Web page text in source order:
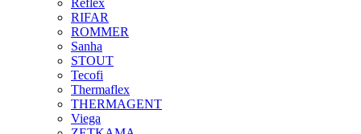
RIFAR
ROMMER
Sanha
STOUT
Tecofi
Thermaflex
THERMAGENT
Viega